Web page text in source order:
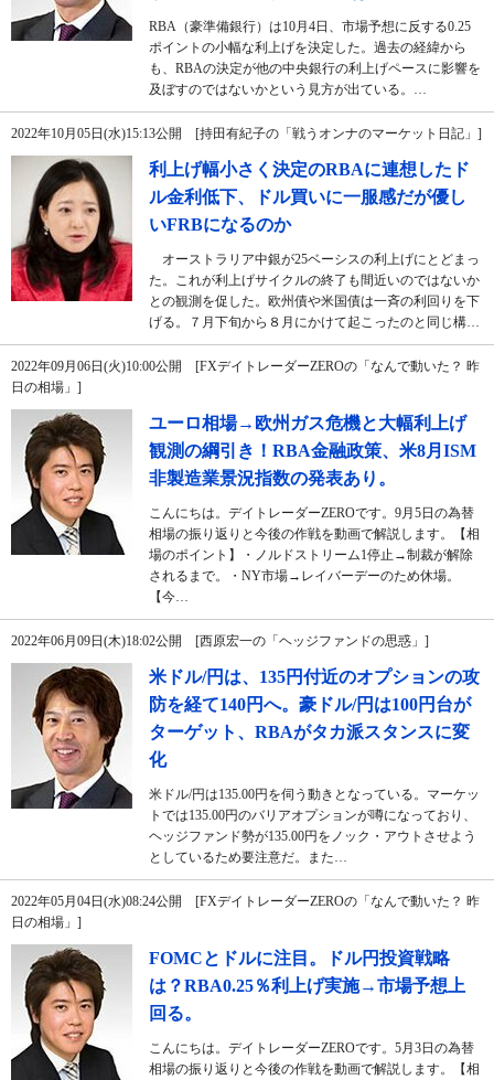
RBA（豪準備銀行）は10月4日、市場予想に反する0.25
ポイントの小幅な利上げを決定した。過去の経緯から
も、RBAの決定が他の中央銀行の利上げペースに影響を
及ぼすのではないかという見方が出ている。…
2022年10月05日(水)15:13公開 [持田有紀子の「戦うオンナのマーケット日記」]
利上げ幅小さく決定のRBAに連想したド
ル金利低下、ドル買いに一服感だが優し
いFRBになるのか
オーストラリア中銀が25ベーシスの利上げにとどまっ
た。これが利上げサイクルの終了も間近いのではないか
との観測を促した。欧州債や米国債は一斉の利回りを下
げる。７月下旬から８月にかけて起こったのと同じ構…
2022年09月06日(火)10:00公開 [FXデイトレーダーZEROの「なんで動いた？ 昨
日の相場」]
ユーロ相場→欧州ガス危機と大幅利上げ
観測の綱引き！RBA金融政策、米8月ISM
非製造業景況指数の発表あり。
こんにちは。デイトレーダーZEROです。9月5日の為替
相場の振り返りと今後の作戦を動画で解説します。【相
場のポイント】・ノルドストリーム1停止→制裁が解除
されるまで。・NY市場→レイバーデーのため休場。
【今…
2022年06月09日(木)18:02公開 [西原宏一の「ヘッジファンドの思惑」]
米ドル/円は、135円付近のオプションの攻
防を経て140円へ。豪ドル/円は100円台が
ターゲット、RBAがタカ派スタンスに変
化
米ドル/円は135.00円を伺う動きとなっている。マーケッ
トでは135.00円のバリアオプションが噂になっており、
ヘッジファンド勢が135.00円をノック・アウトさせよう
としているため要注意だ。また…
2022年05月04日(水)08:24公開 [FXデイトレーダーZEROの「なんで動いた？ 昨
日の相場」]
FOMCとドルに注目。ドル円投資戦略
は？RBA0.25％利上げ実施→市場予想上
回る。
こんにちは。デイトレーダーZEROです。5月3日の為替
相場の振り返りと今後の作戦を動画で解説します。【相